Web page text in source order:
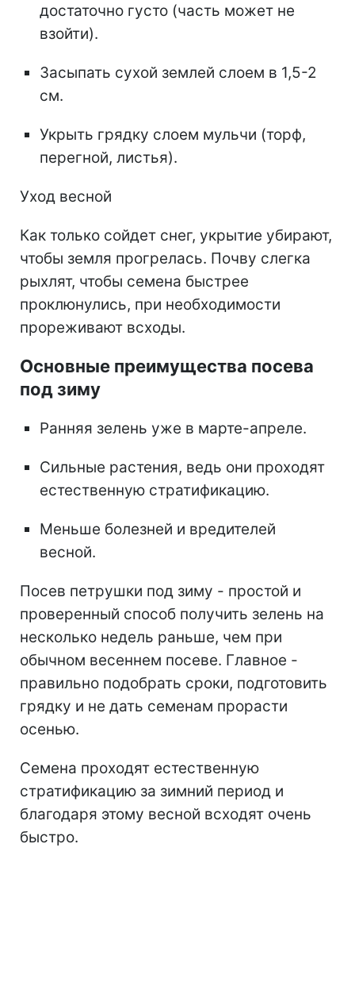
достаточно густо (часть может не
взойти).
Засыпать сухой землей слоем в 1,5-2
см.
Укрыть грядку слоем мульчи (торф,
перегной, листья).
Уход весной
Как только сойдет снег, укрытие убирают,
чтобы земля прогрелась. Почву слегка
рыхлят, чтобы семена быстрее
проклюнулись, при необходимости
прореживают всходы.
Основные преимущества посева
под зиму
Ранняя зелень уже в марте-апреле.
Сильные растения, ведь они проходят
естественную стратификацию.
Меньше болезней и вредителей
весной.
Посев петрушки под зиму - простой и
проверенный способ получить зелень на
несколько недель раньше, чем при
обычном весеннем посеве. Главное -
правильно подобрать сроки, подготовить
грядку и не дать семенам прорасти
осенью.
Семена проходят естественную
стратификацию за зимний период и
благодаря этому весной всходят очень
быстро.